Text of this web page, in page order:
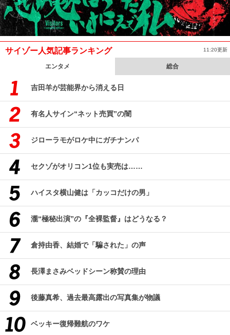
サイゾー人気記事ランキング 11:20更新
エンタメ 総合
吉田羊が芸能界から消える日
有名人サイン“ネット売買”の闇
ジローラモがロケ中にガチナンパ
セクゾがオリコン1位も実売は……
ハイスタ横山健は「カッコだけの男」
瀧“極秘出演”の『全裸監督』はどうなる？
倉持由香、結婚で「騙された」の声
長澤まさみベッドシーン称賛の理由
後藤真希、過去最高露出の写真集が物議
ベッキー復帰難航のワケ